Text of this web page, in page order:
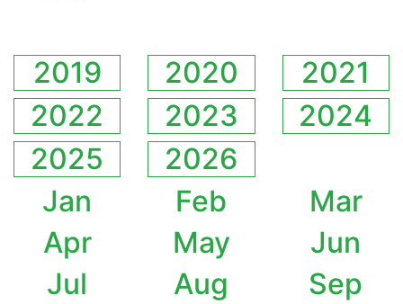
2019 2020
2021
2022
2023
2024
2025
2026
Jan
Feb
Mar
Apr
May
Jun
Jul
Aug
Sep